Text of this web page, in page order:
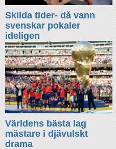
Skilda tider- då vann
svenskar pokaler
ideligen
Världens bästa lag
mästare i djävulskt
drama